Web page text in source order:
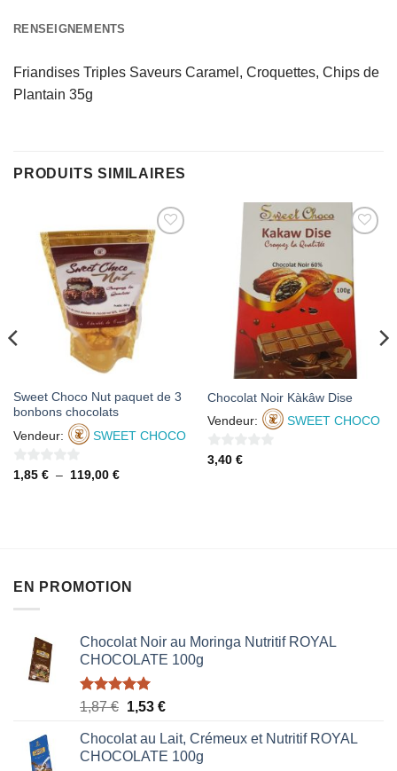
RENSEIGNEMENTS
Friandises Triples Saveurs Caramel, Croquettes, Chips de
Plantain 35g
PRODUITS SIMILAIRES
AJOUTER
À MES
FAVORIS
Sweet Choco Nut paquet de 3
bonbons chocolats
Vendeur:
SWEET CHOCO
0
1,85 € – 119,00 €Plage
AJOUTER
À MES
FAVORIS
Chocolat Noir Kàkâw Dise
Vendeur:
SWEET CHOCO
0
3,40 €
EN PROMOTION
Chocolat Noir au Moringa Nutritif ROYAL
CHOCOLATE 100g
Note5.00
1,87€ Le
initial
était :
1,53 €Le
actuel
est :
Chocolat au Lait, Crémeux et Nutritif ROYAL
CHOCOLATE 100g